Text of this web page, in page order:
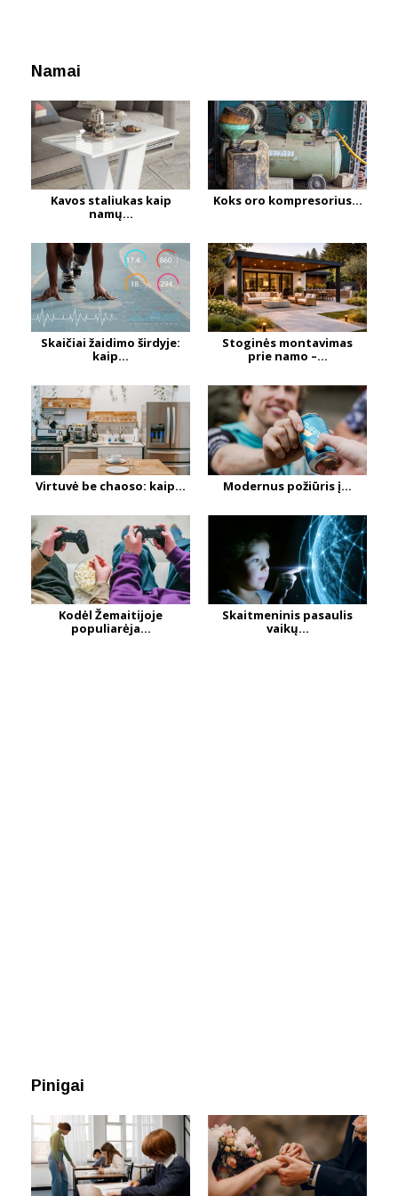
Namai
Kavos staliukas kaip
namų...
Koks oro kompresorius...
Skaičiai žaidimo širdyje:
kaip...
Stoginės montavimas
prie namo –...
Virtuvė be chaoso: kaip... Modernus požiūris į...
Kodėl Žemaitijoje
populiarėja...
Skaitmeninis pasaulis
vaikų...
Pinigai